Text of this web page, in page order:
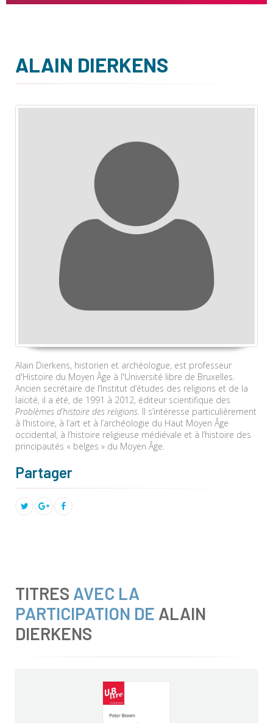
ALAIN DIERKENS
Alain Dierkens, historien et archéologue, est professeur
d'Histoire du Moyen Âge à l'Université libre de Bruxelles.
Ancien secrétaire de l’Institut d’études des religions et de la
laïcité, il a été, de 1991 à 2012, éditeur scientifique des
Problèmes d’histoire des religions. Il s’intéresse particulièrement
à l’histoire, à l’art et à l’archéologie du Haut Moyen Âge
occidental, à l’histoire religieuse médiévale et à l’histoire des
principautés « belges » du Moyen Âge.
Partager
TITRES AVEC LA
PARTICIPATION DE ALAIN
DIERKENS